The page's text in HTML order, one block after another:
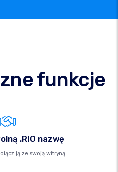
funkcje
.RIO nazwę
ją ze swoją witryną